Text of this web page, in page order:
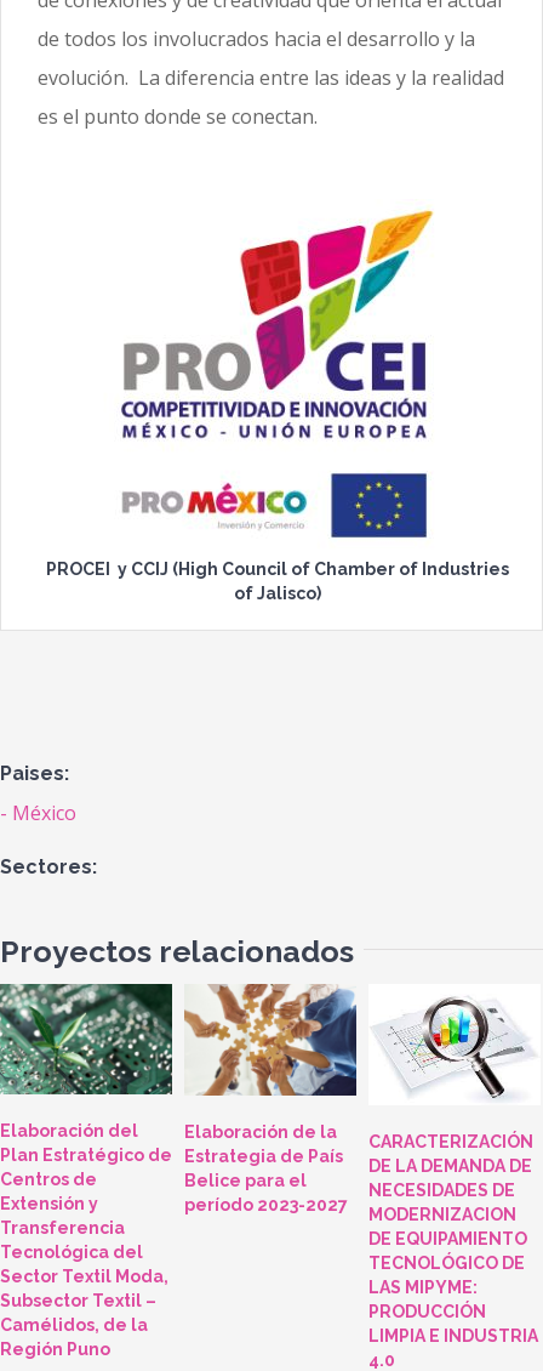
de todos los involucrados hacia el desarrollo y la
evolución. La diferencia entre las ideas y la realidad
es el punto donde se conectan.
PROCEI
y CCIJ (High Council of Chamber of Industries
of Jalisco)
Paises:
México
Sectores:
Proyectos relacionados
Elaboración del
Plan Estratégico de
Centros de
Extensión y
Transferencia
Tecnológica del
Sector Textil Moda,
Subsector Textil –
Camélidos, de la
Región Puno
Elaboración de la
Estrategia de País
Belice para el
período 2023-2027
CARACTERIZACIÓN
DE LA DEMANDA DE
NECESIDADES DE
MODERNIZACION
DE EQUIPAMIENTO
TECNOLÓGICO DE
LAS MIPYME:
PRODUCCIÓN
LIMPIA E INDUSTRIA
4.0